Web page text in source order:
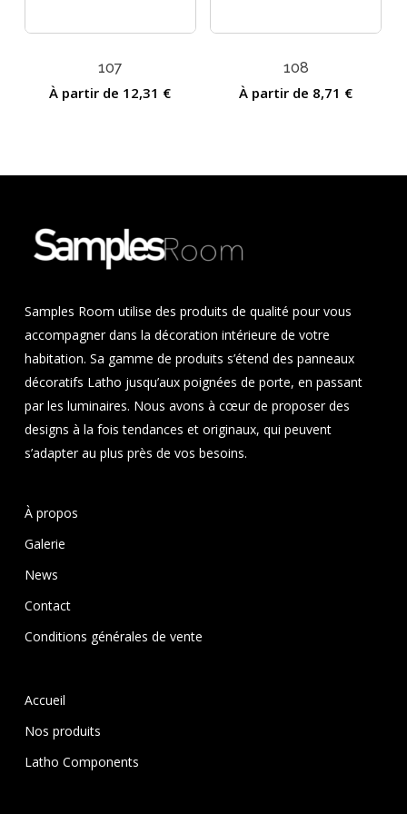
107
À partir de 12,31 €
108
À partir de 8,71 €
Samples Room utilise des produits de qualité pour vous
accompagner dans la décoration intérieure de votre
habitation. Sa gamme de produits s’étend des panneaux
décoratifs Latho jusqu’aux poignées de porte, en passant
par les luminaires. Nous avons à cœur de proposer des
designs à la fois tendances et originaux, qui peuvent
s’adapter au plus près de vos besoins.
À propos
Galerie
News
Contact
Conditions générales de vente
Accueil
Nos produits
Latho Components